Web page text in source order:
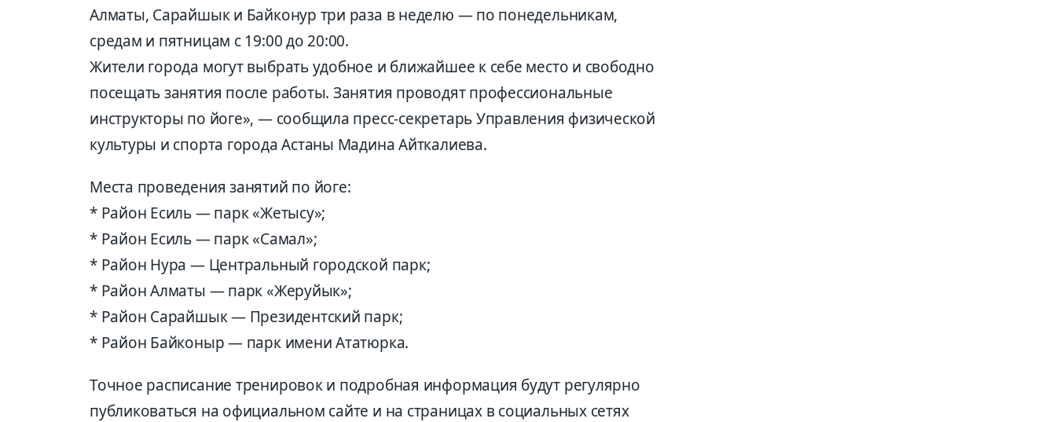
Алматы, Сарайшык и Байконур три раза в неделю — по понедельникам,
средам и пятницам с 19:00 до 20:00.
Жители города могут выбрать удобное и ближайшее к себе место и свободно
посещать занятия после работы. Занятия проводят профессиональные
инструкторы по йоге», — сообщила пресс-секретарь Управления физической
культуры и спорта города Астаны Мадина Айткалиева.
Места проведения занятий по йоге:
* Район Есиль — парк «Жетысу»;
* Район Есиль — парк «Самал»;
* Район Нура — Центральный городской парк;
* Район Алматы — парк «Жеруйык»;
* Район Сарайшык — Президентский парк;
* Район Байконыр — парк имени Ататюрка.
Точное расписание тренировок и подробная информация будут регулярно
публиковаться на официальном сайте и на страницах в социальных сетях